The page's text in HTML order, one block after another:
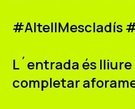
#AltellMescladís
L´entrada és
completar